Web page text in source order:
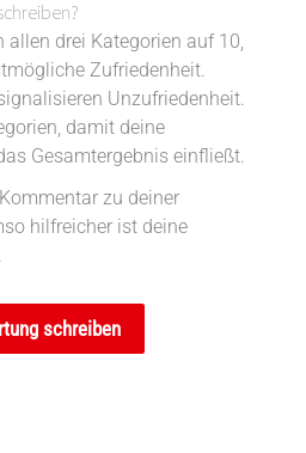
allen drei Kategorien auf 10,
Zufriedenheit.
Unzufriedenheit.
damit deine
Gesamtergebnis einfließt.
zu deiner
hilfreicher ist deine
schreiben